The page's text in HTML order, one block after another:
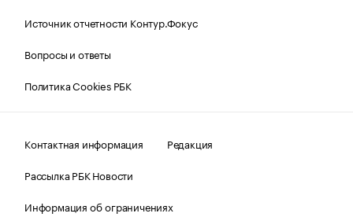
Источник отчетности Контур.Фокус
Вопросы и ответы
Политика Cookies РБК
Контактная информация
Редакция
Рассылка РБК Новости
Информация об ограничениях